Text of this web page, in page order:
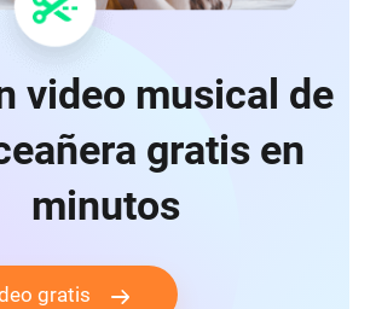
video musical de
gratis en
minutos
gratis